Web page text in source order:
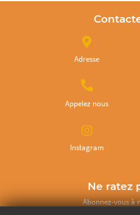
Adresse
Appelez nous
Instagram
Ne ratez
Abonnez-vous à